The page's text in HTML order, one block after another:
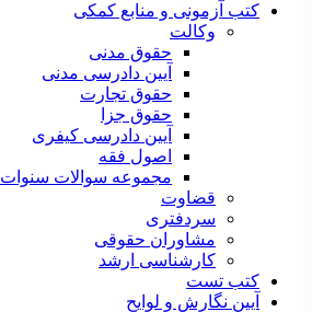
کتب آزمونی و منابع کمکی
وکالت
حقوق مدنی
آیین دادرسی مدنی
حقوق تجارت
حقوق جزا
آیین دادرسی کیفری
اصول فقه
مجموعه سوالات سنوات
قضاوت
سردفتری
مشاوران حقوقی
کارشناسی ارشد
کتب تست
آیین نگارش و لوایح